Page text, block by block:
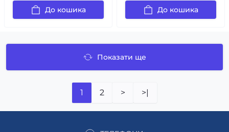
До кошика До кошика
Показати ще
1 2 > >|